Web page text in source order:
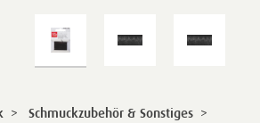
> Schmuckzubehör & Sonstiges >